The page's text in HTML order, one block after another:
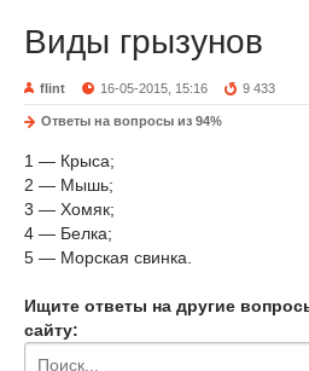
Виды грызунов
flint 16-05-2015, 15:16 9 433
Ответы на вопросы из 94%
1 — Крыса;
2 — Мышь;
3 — Хомяк;
4 — Белка;
5 — Морская свинка.
Ищите ответы на другие
сайту: